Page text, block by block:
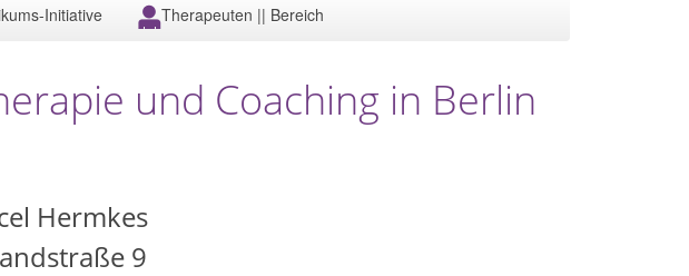
Initiative Therapeuten || Bereich
und Coaching in Berlin
Hermkes
9